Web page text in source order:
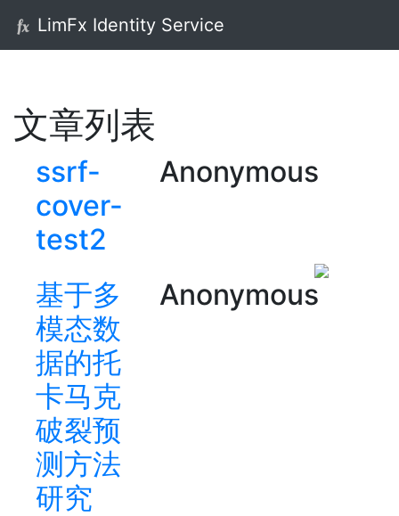
LimFx Identity Service
文章列表
ssrf-
cover-
test2
Anonymous
基于多
模态数
据的托
卡马克
破裂预
测方法
研究
Anonymous